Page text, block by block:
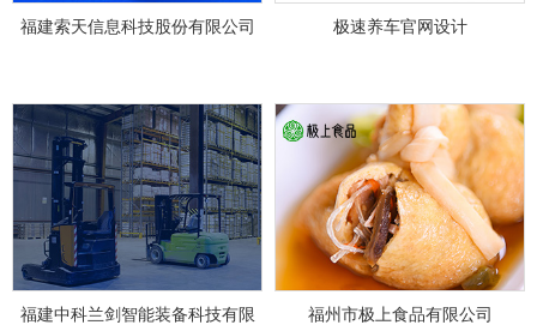
福建索天信息科技股份有限公司 极速养车官网设计
福建中科兰剑智能装备科技有限
福州市极上食品有限公司